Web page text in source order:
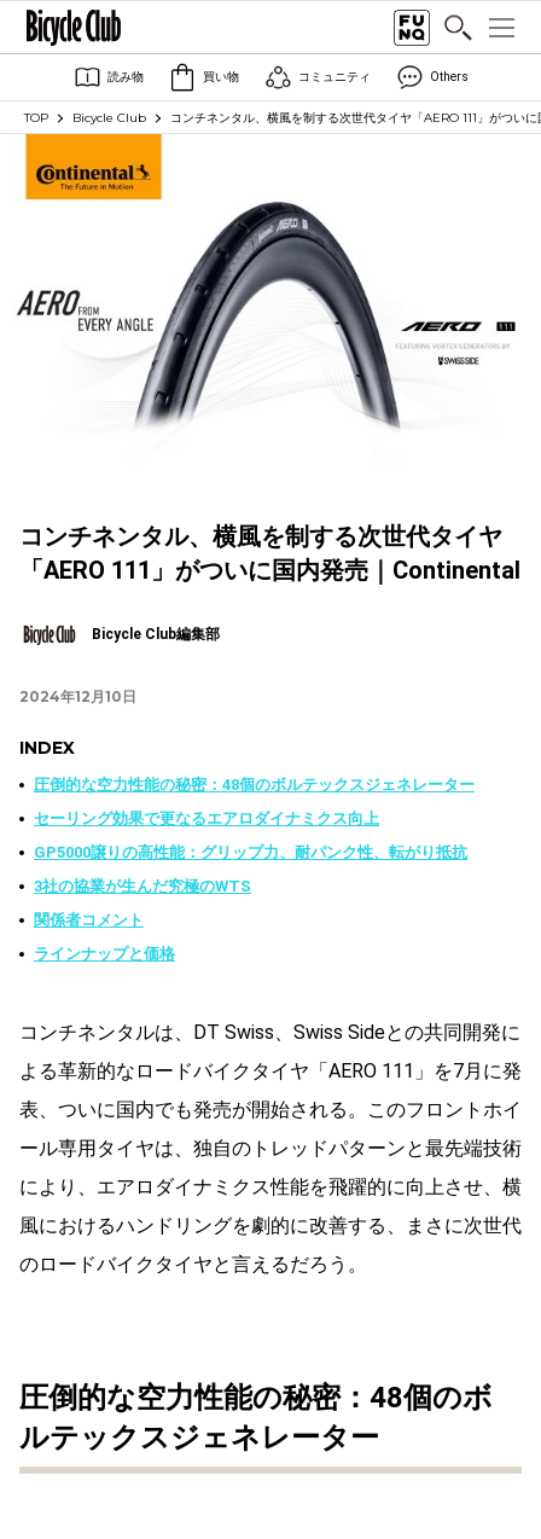
読み物 買い物 コミュニティ Others
TOP Bicycle Club コンチネンタル、横風を制する次世代タイヤ「AERO 111」がつい
コンチネンタル、横風を制する次世代タイヤ
「AERO 111」がついに国内発売｜Continental
Bicycle Club編集部
2024年12月10日
INDEX
圧倒的な空力性能の秘密：48個のボルテックスジェネレーター
セーリング効果で更なるエアロダイナミクス向上
GP5000譲りの高性能：グリップ力、耐パンク性、転がり抵抗
3社の協業が生んだ究極のWTS
関係者コメント
ラインナップと価格
コンチネンタルは、DT Swiss、Swiss Sideとの共同開発に
よる革新的なロードバイクタイヤ「AERO 111」を7月に発
表、ついに国内でも発売が開始される。このフロントホイ
ール専用タイヤは、独自のトレッドパターンと最先端技術
により、エアロダイナミクス性能を飛躍的に向上させ、横
風におけるハンドリングを劇的に改善する、まさに次世代
のロードバイクタイヤと言えるだろう。
圧倒的な空力性能の秘密：48個のボ
ルテックスジェネレーター